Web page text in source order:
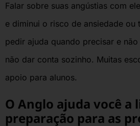
Falar sobre suas angústias com
e diminui o risco de ansiedade ou
pedir ajuda quando precisar e
não dar conta sozinho. Muitas
apoio para alunos.
O Anglo ajuda você a
preparação para as